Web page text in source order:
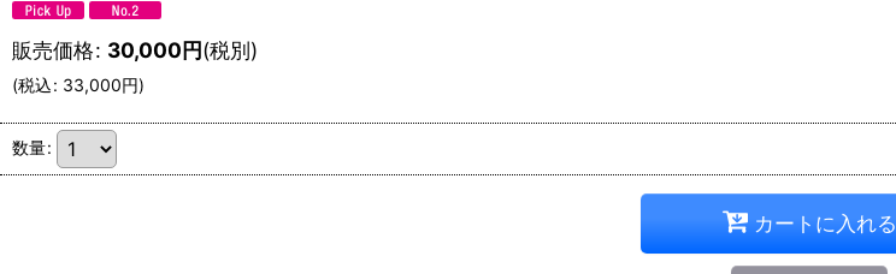
販売価格: 30,000円(税別)
(税込: 33,000円)
数量:
カートに入れる